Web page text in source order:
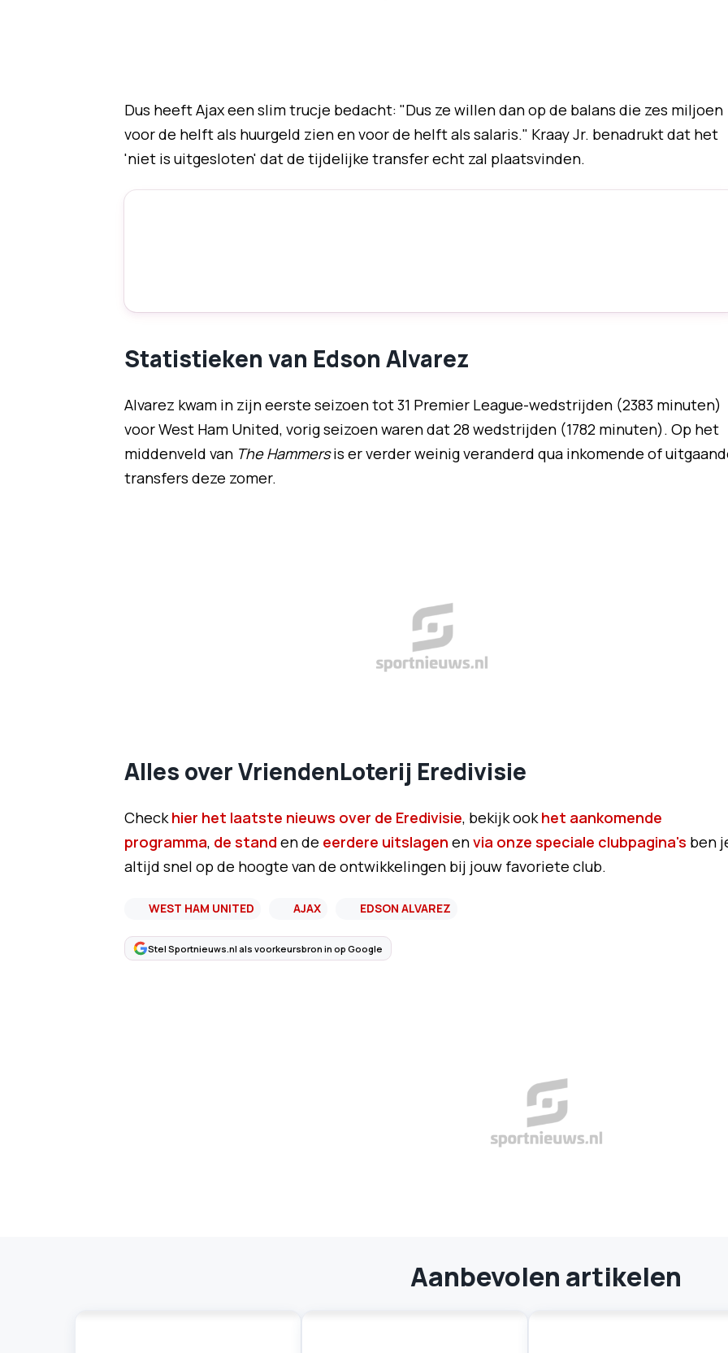
Dus heeft Ajax een slim trucje bedacht: "Dus ze willen dan op de balans die zes miljoen
voor de helft als huurgeld zien en voor de helft als salaris." Kraay Jr. benadrukt dat het
'niet is uitgesloten' dat de tijdelijke transfer echt zal plaatsvinden.
Statistieken van Edson Alvarez
Alvarez kwam in zijn eerste seizoen tot 31 Premier League-wedstrijden (2383 minuten)
voor West Ham United, vorig seizoen waren dat 28 wedstrijden (1782 minuten). Op het
middenveld van The Hammersis er verder weinig veranderd qua inkomende of
transfers deze zomer.
Alles over VriendenLoterij Eredivisie
Checkhier het laatste nieuws over de Eredivisie, bekijk ookhet aankomende
programma, de stand en de eerdere uitslagen envia onze speciale clubpagina's ben
altijd snel op de hoogte van de ontwikkelingen bij jouw favoriete club.
WEST HAM UNITED AJAX EDSON ALVAREZ
Stel Sportnieuws.nl als voorkeursbron in op Google
Aanbevolen artikelen